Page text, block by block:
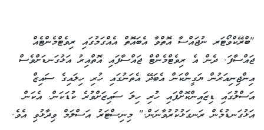
"ބްރޭކްވޯޓަރ ނުޖައްސާ އޮތްވާ އެބައޮތް އެއްގަމުގައި ރިވެޓްމެންޓެއް
ޖައްސާފަ. ދެން އެ ރިވެޓްމެންޓް ޖައްސާފައި އޮތްއިރު އަޅުގަނޑަށްވެސް
އިންޖިނިއަރުން ޔަގީންކަން އެބަދޭ އެތަނުގައި ހުރި ހިލައިގެ ސައިޒް
އަސްލުގައި ޑިޒައިންކޮށްފައި ހުރި ހިލަ ސައިޒަށްވުރެ ކުޑަކަން. އެކަން
އަޅުގަނޑުމެން ރަނގަޅުކުރުވާނަން." މިނިސްޓަރު އަސްލަމް ވިދާޅުވި އެވެ.